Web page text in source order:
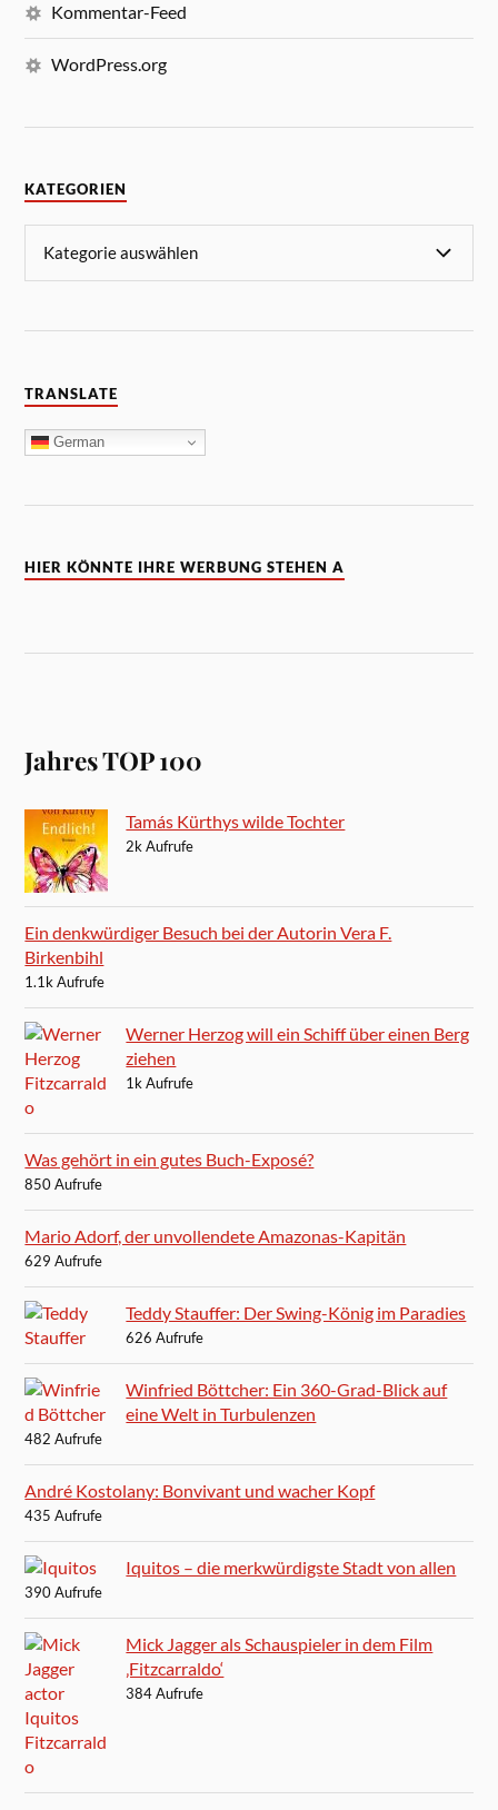
Kommentar-Feed
WordPress.org
KATEGORIEN
TRANSLATE
German
HIER KÖNNTE IHRE WERBUNG STEHEN A
Jahres TOP 100
Tamás Kürthys wilde Tochter
2k Aufrufe
Ein denkwürdiger Besuch bei der Autorin Vera F.
Birkenbihl
1.1k Aufrufe
Werner Herzog will ein Schiff über einen Berg
ziehen
1k Aufrufe
Was gehört in ein gutes Buch-Exposé?
850 Aufrufe
Mario Adorf, der unvollendete Amazonas-Kapitän
629 Aufrufe
Teddy Stauffer: Der Swing-König im Paradies
626 Aufrufe
Winfried Böttcher: Ein 360-Grad-Blick auf
eine Welt in Turbulenzen
482 Aufrufe
André Kostolany: Bonvivant und wacher Kopf
435 Aufrufe
Iquitos – die merkwürdigste Stadt von allen
390 Aufrufe
Mick Jagger als Schauspieler in dem Film
‚Fitzcarraldo‘
384 Aufrufe